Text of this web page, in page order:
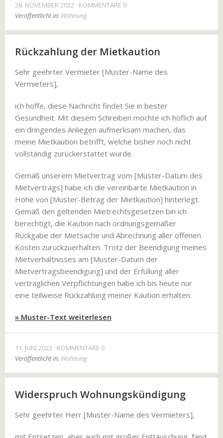
28. NOVEMBER 2022 KOMMENTARE 0
Veröffentlicht in: Wohnung
Rückzahlung der Mietkaution
Sehr geehrter Vermieter [Muster-Name des
Vermieters],
ich hoffe, diese Nachricht findet Sie in bester
Gesundheit. Mit diesem Schreiben möchte ich höflich auf
ein dringendes Anliegen aufmerksam machen, das
meine Mietkaution betrifft, welche bisher noch nicht
vollständig zurückerstattet wurde.
Gemäß unserem Mietvertrag vom [Muster-Datum des
Mietvertrags] habe ich die vereinbarte Mietkaution in
Höhe von [Muster-Betrag der Mietkaution] hinterlegt.
Gemäß den geltenden Mietrechtsgesetzen bin ich
berechtigt, die Kaution nach ordnungsgemäßer
Rückgabe der Mietsache und Abrechnung aller offenen
Kosten zurückzuerhalten. Trotz der Beendigung meines
Mietverhältnisses am [Muster-Datum der
Mietvertragsbeendigung] und der Erfüllung aller
vertraglichen Verpflichtungen habe ich bis heute nur
eine teilweise Rückzahlung meiner Kaution erhalten.
» Muster-Text weiterlesen
11. JUNI 2022 KOMMENTARE 0
Veröffentlicht in: Wohnung
Widerspruch Wohnungskündigung
Sehr geehrter Herr [Muster-Name des Vermieters],